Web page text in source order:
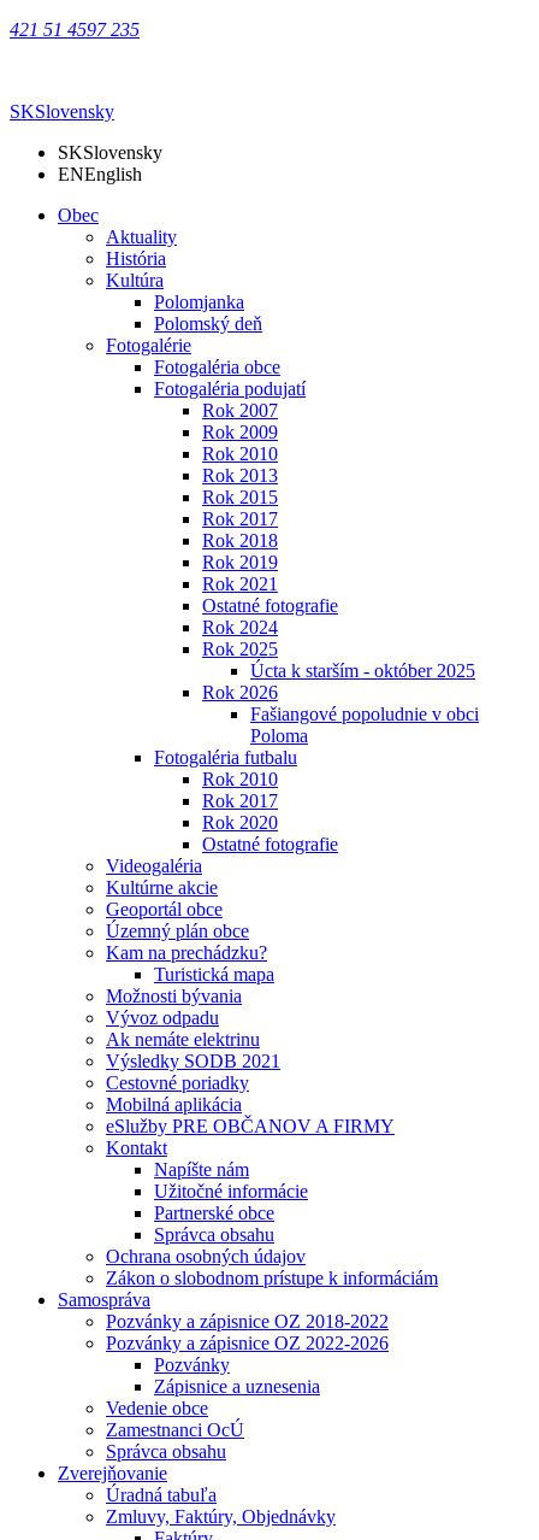
421 51 4597 235
SKSlovensky
SKSlovensky
ENEnglish
Obec
Aktuality
História
Kultúra
Polomjanka
Polomský deň
Fotogalérie
Fotogaléria obce
Fotogaléria podujatí
Rok 2007
Rok 2009
Rok 2010
Rok 2013
Rok 2015
Rok 2017
Rok 2018
Rok 2019
Rok 2021
Ostatné fotografie
Rok 2024
Rok 2025
Úcta k starším - október 2025
Rok 2026
Fašiangové popoludnie v obci
Poloma
Fotogaléria futbalu
Rok 2010
Rok 2017
Rok 2020
Ostatné fotografie
Videogaléria
Kultúrne akcie
Geoportál obce
Územný plán obce
Kam na prechádzku?
Turistická mapa
Možnosti bývania
Vývoz odpadu
Ak nemáte elektrinu
Výsledky SODB 2021
Cestovné poriadky
Mobilná aplikácia
eSlužby PRE OBČANOV A FIRMY
Kontakt
Napíšte nám
Užitočné informácie
Partnerské obce
Správca obsahu
Ochrana osobných údajov
Zákon o slobodnom prístupe k informáciám
Samospráva
Pozvánky a zápisnice OZ 2018-2022
Pozvánky a zápisnice OZ 2022-2026
Pozvánky
Zápisnice a uznesenia
Vedenie obce
Zamestnanci OcÚ
Správca obsahu
Zverejňovanie
Úradná tabuľa
Zmluvy, Faktúry, Objednávky